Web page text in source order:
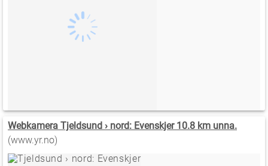
Webkamera Tjeldsund › nord: Evenskjer 10.8 km unna.
(www.yr.no)